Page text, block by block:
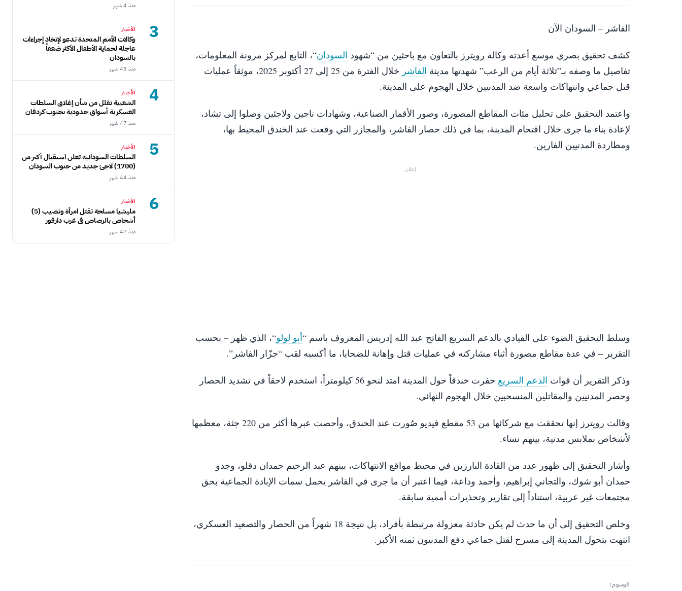
الفاشر – السودان الآن
كشف تحقيق بصري موسع أعدته وكالة رويترز بالتعاون مع باحثين من “شهود السودان“، التابع لمركز مرونة المعلومات،
تفاصيل ما وصفه بـ”ثلاثة أيام من الرعب” شهدتها مدينة الفاشر
خلال الفترة من 25 إلى 27 أكتوبر 2025، موثقاً عمليات
قتل جماعي وانتهاكات واسعة ضد المدنيين خلال الهجوم على المدينة.
واعتمد التحقيق على تحليل مئات المقاطع المصورة، وصور الأقمار الصناعية، وشهادات ناجين ولاجئين وصلوا إلى تشاد،
لإعادة بناء ما جرى خلال اقتحام المدينة، بما في ذلك حصار الفاشر، والمجازر التي وقعت عند الخندق المحيط بها،
ومطاردة المدنيين الفارين.
إعلان
وسلط التحقيق الضوء على القيادي بالدعم السريع الفاتح عبد الله إدريس المعروف باسم “أبو لولو“، الذي ظهر – بحسب
التقرير – في عدة مقاطع مصورة أثناء مشاركته في عمليات قتل وإهانة للضحايا، ما أكسبه لقب “جزّار الفاشر”.
وذكر التقرير أن قوات الدعم السريع
حفرت خندقاً حول المدينة امتد لنحو 56 كيلومتراً، استخدم لاحقاً في تشديد الحصار
وحصر المدنيين والمقاتلين المنسحبين خلال الهجوم النهائي.
وقالت رويترز إنها تحققت مع شركائها من 53 مقطع فيديو صُورت عند الخندق، وأحصت عبرها أكثر من 220 جثة، معظمها
لأشخاص بملابس مدنية، بينهم نساء.
وأشار التحقيق إلى ظهور عدد من القادة البارزين في محيط مواقع الانتهاكات، بينهم عبد الرحيم حمدان دقلو، وجدو
حمدان أبو شوك، والتجاني إبراهيم، وأحمد وداعة، فيما اعتبر أن ما جرى في الفاشر يحمل سمات الإبادة الجماعية بحق
مجتمعات غير عربية، استناداً إلى تقارير وتحذيرات أممية سابقة.
وخلص التحقيق إلى أن ما حدث لم يكن حادثة معزولة مرتبطة بأفراد، بل نتيجة 18 شهراً من الحصار والتصعيد العسكري،
انتهت بتحول المدينة إلى مسرح لقتل جماعي دفع المدنيون ثمنه الأكبر.
الوسوم:
منذ 4 شهر
3 الأخبار
وكالات الأمم المتحدة تدعو لإتخاذ إجراءات
عاجلة لحماية الأطفال الأكثر ضعفاً
بالسودان
منذ 43 شهر
4 الأخبار
الشعبية تقلل من شأن إغلاق السلطات
العسكرية أسواق حدودية بجنوب كردفان
منذ 47 شهر
5 الأخبار
السلطات السودانية تعلن استقبال أكثر من
(1700) لاجئ جديد من جنوب السودان
منذ 44 شهر
6 الأخبار
مليشيا مسلحة تقتل امرأة وتصيب (5)
أشخاص بالرصاص في غرب دارفور
منذ 47 شهر